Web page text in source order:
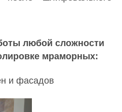
любой сложности
мраморных:
и фасадов